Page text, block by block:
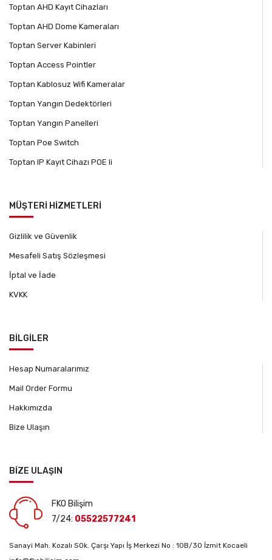
Toptan AHD Kayıt Cihazları
Toptan AHD Dome Kameraları
Toptan Server Kabinleri
Toptan Access Pointler
Toptan Kablosuz Wifi Kameralar
Toptan Yangın Dedektörleri
Toptan Yangın Panelleri
Toptan Poe Switch
Toptan IP Kayıt Cihazı POE li
MÜŞTERİ HİZMETLERİ
Gizlilik ve Güvenlik
Mesafeli Satış Sözleşmesi
İptal ve İade
KVKK
BİLGİLER
Hesap Numaralarımız
Mail Order Formu
Hakkımızda
Bize Ulaşın
BİZE ULAŞIN
FKO Bilişim
7/24: 05522577241
Sanayi Mah. Kozalı SOk. Çarşı Yapı İş Merkezi No : 10B/30 İzmit Kocaeli